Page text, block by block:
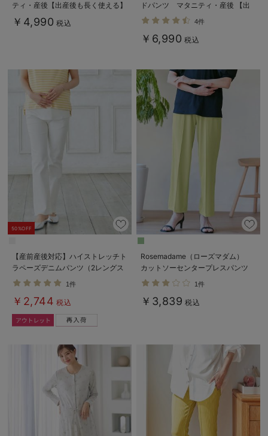
ティ・産後【出産後も長く使える】
￥4,990 税込
ドパンツ マタニティ・産後 【出
産後も長く使える】
4件
￥6,990 税込
50%OFF
【産前産後対応】ハイストレッチト
ラペーズデニムパンツ（2レングス
展開）【出産後も長く使える】
1件
￥2,744 税込
Rosemadame（ローズマダム）
カットソーセンタープレスパンツ
マタニティ・産後
1件
￥3,839 税込